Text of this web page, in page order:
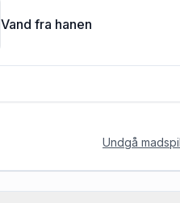
Vand fra hanen
Undgå